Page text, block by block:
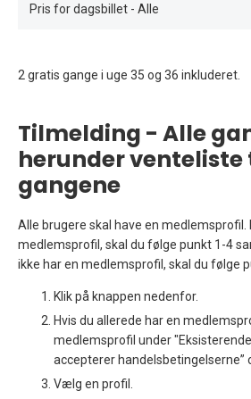
Pris for dagsbillet - Alle
2 gratis gange i uge 35 og 36 inkluderet.
Tilmelding - Alle
herunder venteliste
gangene
Alle brugere skal have en medlemsprofil.
medlemsprofil, skal du følge punkt 1-4
ikke har en medlemsprofil, skal du følge
Klik på knappen nedenfor.
Hvis du allerede har en
medlemsprofil under
accepterer handelsbetingelserne”
Vælg en profil.